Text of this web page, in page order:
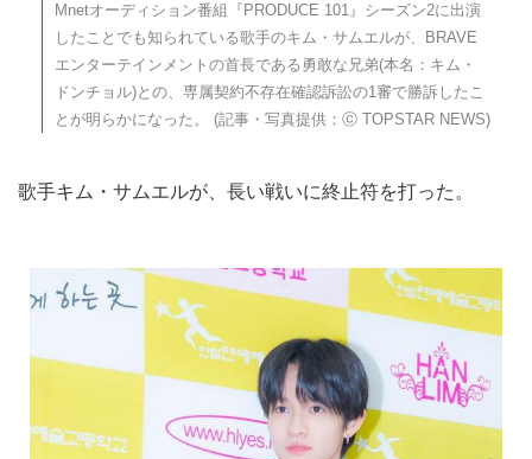
Mnetオーディション番組『PRODUCE 101』シーズン2に出演
したことでも知られている歌手のキム・サムエルが、BRAVE
エンターテインメントの首長である勇敢な兄弟(本名：キム・
ドンチョル)との、専属契約不存在確認訴訟の1審で勝訴したこ
とが明らかになった。 (記事・写真提供：ⓒ TOPSTAR NEWS)
歌手キム・サムエルが、長い戦いに終止符を打った。